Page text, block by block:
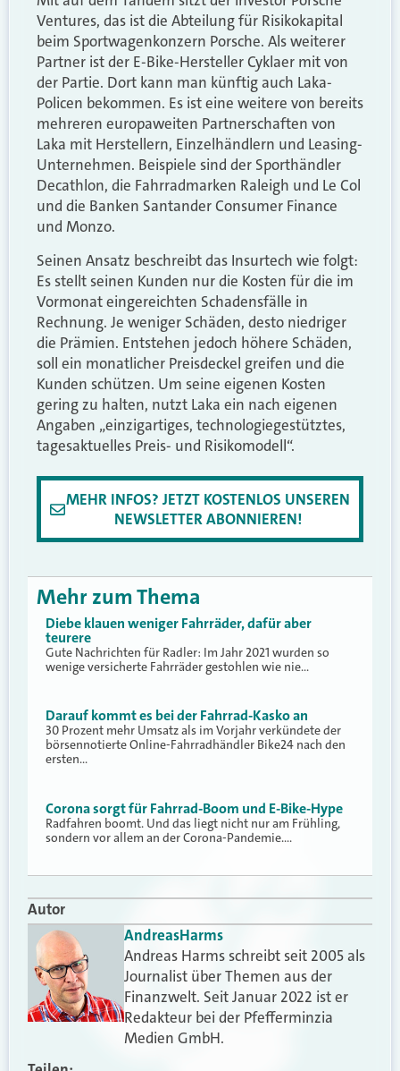
Ventures, das ist die Abteilung für Risikokapital
beim Sportwagenkonzern Porsche. Als weiterer
Partner ist der E-Bike-Hersteller Cyklaer mit von
der Partie. Dort kann man künftig auch Laka-
Policen bekommen. Es ist eine weitere von bereits
mehreren europaweiten Partnerschaften von
Laka mit Herstellern, Einzelhändlern und Leasing-
Unternehmen. Beispiele sind der Sporthändler
Decathlon, die Fahrradmarken Raleigh und Le Col
und die Banken Santander Consumer Finance
und Monzo.
Seinen Ansatz beschreibt das Insurtech wie folgt:
Es stellt seinen Kunden nur die Kosten für die im
Vormonat eingereichten Schadensfälle in
Rechnung. Je weniger Schäden, desto niedriger
die Prämien. Entstehen jedoch höhere Schäden,
soll ein monatlicher Preisdeckel greifen und die
Kunden schützen. Um seine eigenen Kosten
gering zu halten, nutzt Laka ein nach eigenen
Angaben „einzigartiges, technologiegestütztes,
tagesaktuelles Preis- und Risikomodell“.
MEHR INFOS? JETZT KOSTENLOS UNSEREN
NEWSLETTER ABONNIEREN!
Mehr zum Thema
Diebe klauen weniger Fahrräder, dafür aber
teurere
Gute Nachrichten für Radler: Im Jahr 2021 wurden so
wenige versicherte Fahrräder gestohlen wie nie…
Darauf kommt es bei der Fahrrad-Kasko an
30 Prozent mehr Umsatz als im Vorjahr verkündete der
börsennotierte Online-Fahrradhändler Bike24 nach den
ersten…
Corona sorgt für Fahrrad-Boom und E-Bike-Hype
Radfahren boomt. Und das liegt nicht nur am Frühling,
sondern vor allem an der Corona-Pandemie.…
Autor
AndreasHarms
Andreas Harms schreibt seit 2005 als
Journalist über Themen aus der
Finanzwelt. Seit Januar 2022 ist er
Redakteur bei der Pfefferminzia
Medien GmbH.